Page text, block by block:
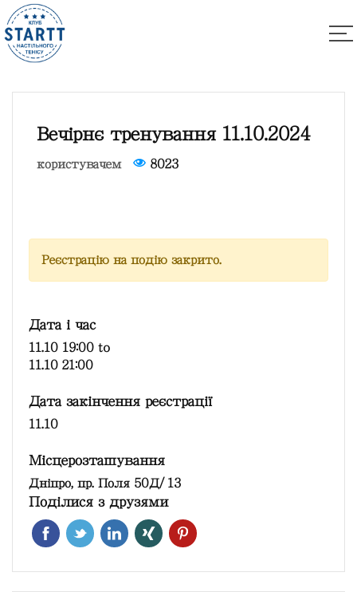
Вечірнє тренування 11.10.2024
користувачем 8023
Реєстрацію на подію закрито.
Дата і час
11.10 19:00 to
11.10 21:00
Дата закінчення реєстрації
11.10
Місцерозташування
Дніпро, пр. Поля 50Д/13
Поділися з друзями